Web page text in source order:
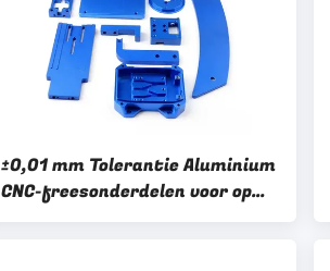
±0,01 mm Tolerantie Aluminium
CNC-freesonderdelen voor op
maat gemaakte